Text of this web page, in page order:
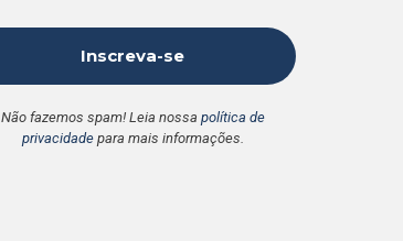
Não fazemos spam! Leia nossa política de
privacidadepara mais informações.